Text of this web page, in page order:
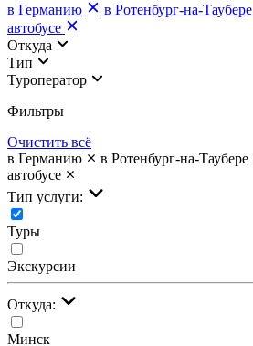
в Германию
в Ротенбург-на-Таубере
автобусе
Откуда
Тип
Туроператор
Фильтры
Очистить всё
в Германию
в Ротенбург-на-Таубере
автобусе
Тип услуги:
Туры
Экскурсии
Откуда:
Минск